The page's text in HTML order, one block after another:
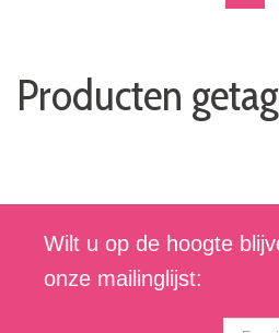
Producten
Wilt u op de hoogte
onze mailinglijst: